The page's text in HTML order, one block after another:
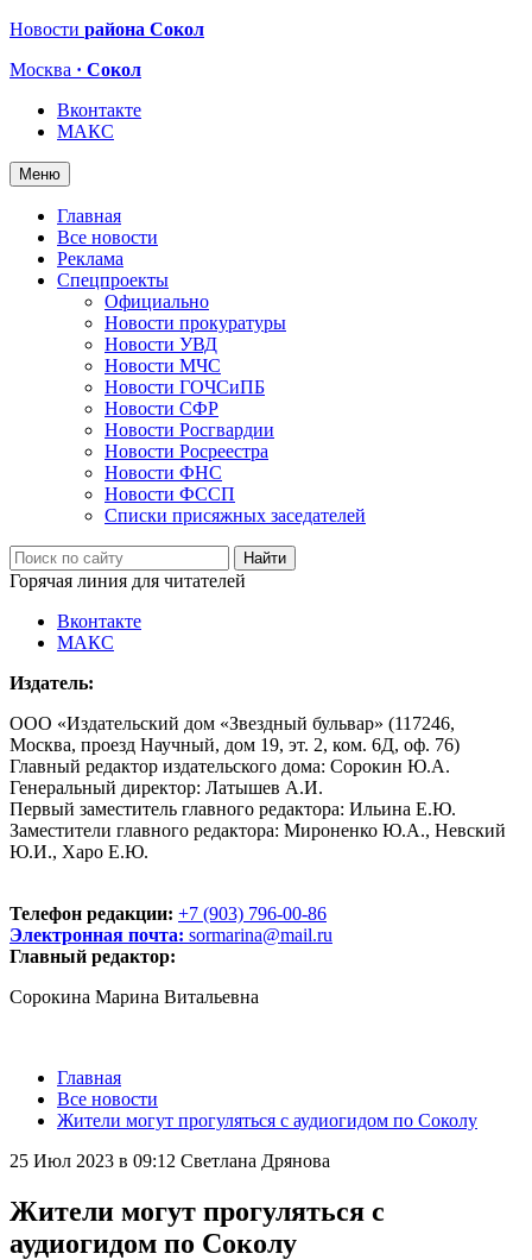
Новости района Сокол
Москва · Сокол
Вконтакте
МАКС
Меню
Главная
Все новости
Реклама
Спецпроекты
Официально
Новости прокуратуры
Новости УВД
Новости МЧС
Новости ГОЧСиПБ
Новости СФР
Новости Росгвардии
Новости Росреестра
Новости ФНС
Новости ФССП
Списки присяжных заседателей
Горячая линия для читателей
Вконтакте
МАКС
Издатель:
ООО «Издательский дом «Звездный бульвар» (117246,
Москва, проезд Научный, дом 19, эт. 2, ком. 6Д, оф. 76)
Главный редактор издательского дома: Сорокин Ю.А.
Генеральный директор: Латышев А.И.
Первый заместитель главного редактора: Ильина Е.Ю.
Заместители главного редактора: Мироненко Ю.А., Невский
Ю.И., Харо Е.Ю.
Телефон редакции: +7 (903) 796-00-86
Электронная почта: sormarina@mail.ru
Главный редактор:
Сорокина Марина Витальевна
Главная
Все новости
Жители могут прогуляться с аудиогидом по Соколу
25 Июл 2023 в 09:12 Светлана Дрянова
Жители могут прогуляться с
аудиогидом по Соколу